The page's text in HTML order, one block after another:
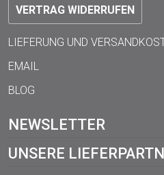
VERTRAG WIDERRUFEN
LIEFERUNG UND
EMAIL
BLOG
NEWSLETTER
UNSERE